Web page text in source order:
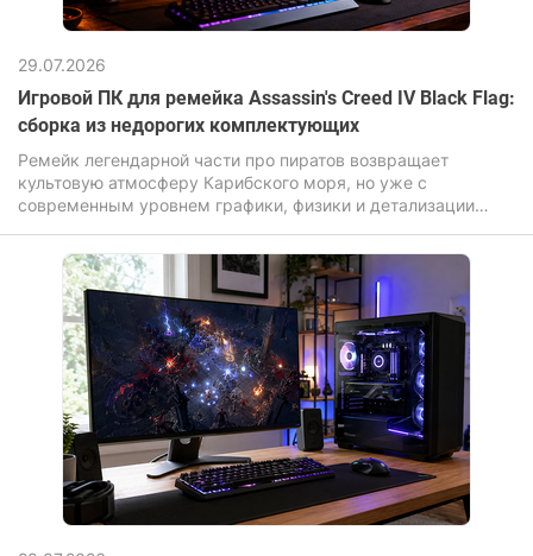
29.07.2026
Игровой ПК для ремейка Assassin's Creed IV Black Flag:
сборка из недорогих комплектующих
Ремейк легендарной части про пиратов возвращает
культовую атмосферу Карибского моря, но уже с
современным уровнем графики, физики и детализации
свободу, то обновленная версия Assassin's Creed Black Flag
Resynced усиливает визуальную составляющую:
переработанные текстуры, улучшенное освещение,
реалистичная вода и более «живой» открытый мир. Игра
перенесена на продвинутый движок Anvil с поддержкой
иллюминирования и трассировки лучей.